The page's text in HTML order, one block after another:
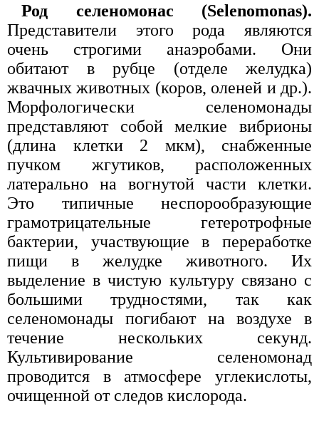
Род селеномонас (Selenomonas).
Представители этого рода являются
очень строгими анаэробами. Они
обитают в рубце (отделе желудка)
жвачных животных (коров, оленей и др.).
Морфологически селеномонады
представляют собой мелкие вибрионы
(длина клетки 2 мкм), снабженные
пучком жгутиков, расположенных
латерально на вогнутой части клетки.
Это типичные неспорообразующие
грамотрицательные гетеротрофные
бактерии, участвующие в переработке
пищи в желудке животного. Их
выделение в чистую культуру связано с
большими трудностями, так как
селеномонады погибают на воздухе в
течение нескольких секунд.
Культивирование селеномонад
проводится в атмосфере углекислоты,
очищенной от следов кислорода.